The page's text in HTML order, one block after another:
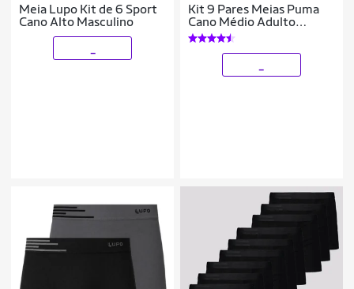
Meia Lupo Kit de 6 Sport
Cano Alto Masculino
Kit 9 Pares Meias Puma
Cano Médio Adulto
Algodão Original